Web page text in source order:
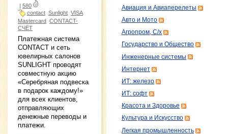
| 580
contact Sunlight VISA
Mastercard CONTACT-
СЧЁТ
Платежная система
CONTACT и сеть
ювелирных салонов
SUNLIGHT проводят
совместную акцию
«Серебряная подвеска
в подарок каждому!»
для всех клиентов,
отправляющих
денежные переводы и
платежи.
Авиация и Авиаперелеты
Авто и Мото
Агропром, С/х
Государство и Общество
Инженерные системы
Интернет
ИТ: железо
ИТ: софт
Красота и Здоровье
Культура и Искусство
Легкая промышленность